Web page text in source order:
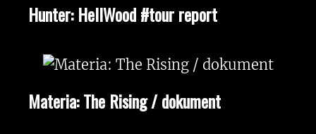
Hunter: HellWood #tour report
Materia: The Rising / dokument